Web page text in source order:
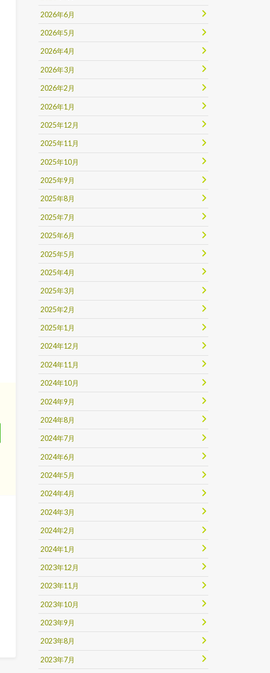
2026年6月
2026年5月
2026年4月
2026年3月
2026年2月
2026年1月
2025年12月
2025年11月
2025年10月
2025年9月
2025年8月
2025年7月
2025年6月
2025年5月
2025年4月
2025年3月
2025年2月
2025年1月
2024年12月
2024年11月
2024年10月
2024年9月
2024年8月
2024年7月
2024年6月
2024年5月
2024年4月
2024年3月
2024年2月
2024年1月
2023年12月
2023年11月
2023年10月
2023年9月
2023年8月
2023年7月